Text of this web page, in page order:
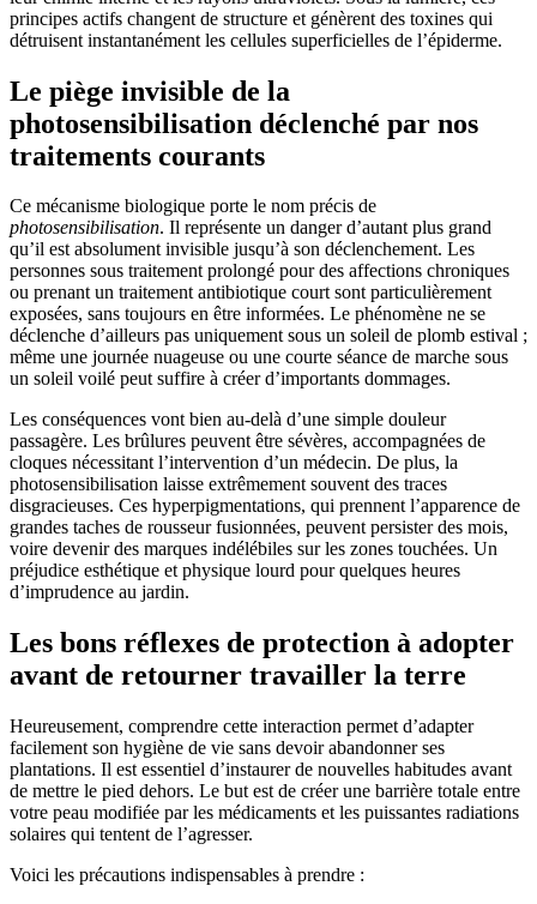
principes actifs changent de structure et génèrent des toxines qui
détruisent instantanément les cellules superficielles de l’épiderme.
Le piège invisible de la
photosensibilisation déclenché par nos
traitements courants
Ce mécanisme biologique porte le nom précis de
photosensibilisation. Il représente un danger d’autant plus grand
qu’il est absolument invisible jusqu’à son déclenchement. Les
personnes sous traitement prolongé pour des affections chroniques
ou prenant un traitement antibiotique court sont particulièrement
exposées, sans toujours en être informées. Le phénomène ne se
déclenche d’ailleurs pas uniquement sous un soleil de plomb estival ;
même une journée nuageuse ou une courte séance de marche sous
un soleil voilé peut suffire à créer d’importants dommages.
Les conséquences vont bien au-delà d’une simple douleur
passagère. Les brûlures peuvent être sévères, accompagnées de
cloques nécessitant l’intervention d’un médecin. De plus, la
photosensibilisation laisse extrêmement souvent des traces
disgracieuses. Ces hyperpigmentations, qui prennent l’apparence de
grandes taches de rousseur fusionnées, peuvent persister des mois,
voire devenir des marques indélébiles sur les zones touchées. Un
préjudice esthétique et physique lourd pour quelques heures
d’imprudence au jardin.
Les bons réflexes de protection à adopter
avant de retourner travailler la terre
Heureusement, comprendre cette interaction permet d’adapter
facilement son hygiène de vie sans devoir abandonner ses
plantations. Il est essentiel d’instaurer de nouvelles habitudes avant
de mettre le pied dehors. Le but est de créer une barrière totale entre
votre peau modifiée par les médicaments et les puissantes radiations
solaires qui tentent de l’agresser.
Voici les précautions indispensables à prendre :